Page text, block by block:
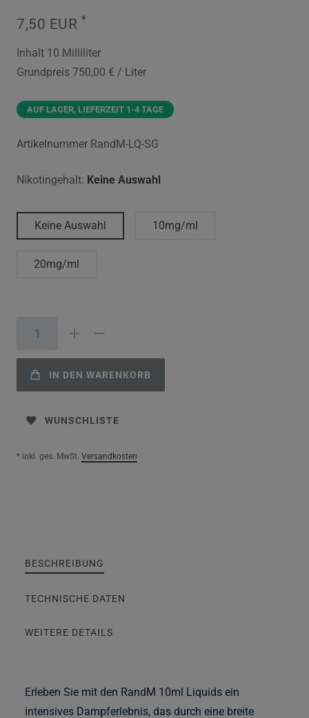
7,50 EUR *
Inhalt 10 Milliliter
Grundpreis 750,00 € / Liter
AUF LAGER, LIEFERZEIT 1-4 TAGE
Artikelnummer RandM-LQ-SG
Nikotingehalt: Keine Auswahl
Keine Auswahl 10mg/ml
20mg/ml
IN DEN WARENKORB
WUNSCHLISTE
* inkl. ges. MwSt. Versandkosten
BESCHREIBUNG
TECHNISCHE DATEN
WEITERE DETAILS
Erleben Sie mit den RandM 10ml Liquids ein
intensives Dampferlebnis, das durch eine breite